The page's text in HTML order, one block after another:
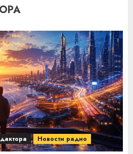
Новости радио